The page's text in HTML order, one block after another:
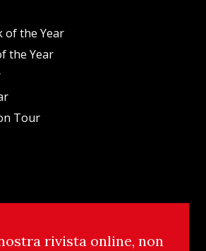
of the Year
the Year
Tour
rivista online, non